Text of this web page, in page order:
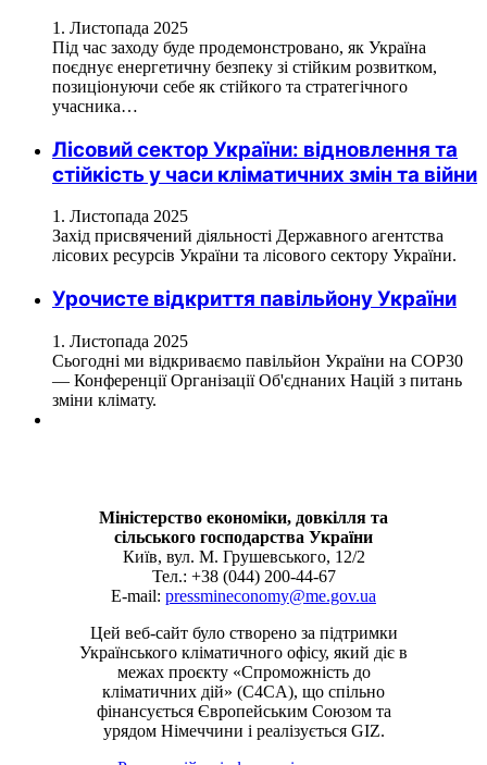
1. Листопада 2025
Під час заходу буде продемонстровано, як Україна
поєднує енергетичну безпеку зі стійким розвитком,
позиціонуючи себе як стійкого та стратегічного
учасника…
Лісовий сектор України: відновлення та
стійкість у часи кліматичних змін та війни
1. Листопада 2025
Захід присвячений діяльності Державного агентства
лісових ресурсів України та лісового сектору України.
Урочисте відкриття павільйону України
1. Листопада 2025
Сьогодні ми відкриваємо павільйон України на COP30
— Конференції Організації Об'єднаних Націй з питань
зміни клімату.
Міністерство економіки, довкілля та
сільського господарства України
Київ, вул. М. Грушевського, 12/2
Тел.: +38 (044) 200-44-67
E-mail: pressmineconomy@me.gov.ua
Цей веб-сайт було створено за підтримки
Українського кліматичного офісу, який діє в
межах проєкту «Спроможність до
кліматичних дій» (C4CA), що спільно
фінансується Європейським Союзом та
урядом Німеччини і реалізується GIZ.